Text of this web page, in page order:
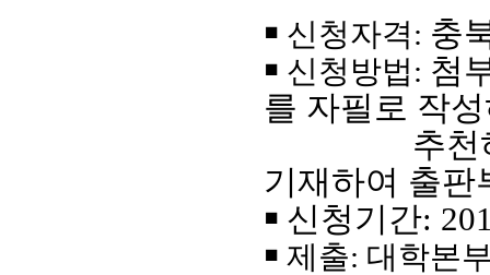
￭ 신청자격: 충
￭ 신청방법: 첨
를 자필로 작
추천하고
기재하여 출판
￭ 신청기간:
￭ 제출: 대학본